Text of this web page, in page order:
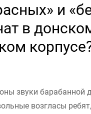
и
в
звуки барабанной
возгласы